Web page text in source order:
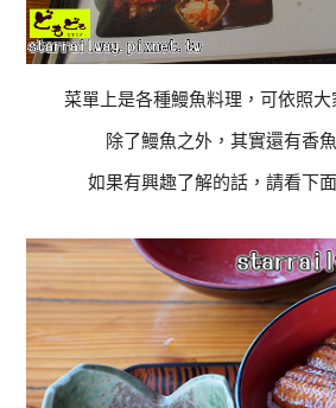
菜單上是各種鰻魚料理，可依照大
除了鰻魚之外，其實還有香
如果有興趣了解的話，請看下